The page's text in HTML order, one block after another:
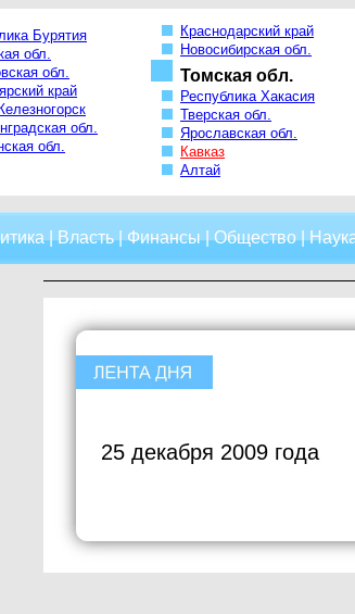
Бурятия
обл.
обл.
край
обл.
обл.
Краснодарский край
Новосибирская обл.
Томская обл.
Республика Хакасия
Тверская обл.
Ярославская обл.
Кавказ
Алтай
|Власть|Финансы|Общество|
25 декабря 2009 года